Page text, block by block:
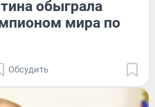
обыграла
мира по
Обсудить